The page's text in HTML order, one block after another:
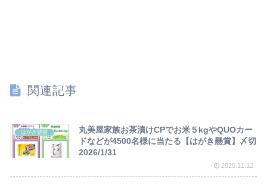
関連記事
はがき懸賞
丸美屋家族お茶漬けCPでお米５kgやQUOカー
ドなどが4500名様に当たる【はがき懸賞】〆切
2026/1/31
2025.11.12